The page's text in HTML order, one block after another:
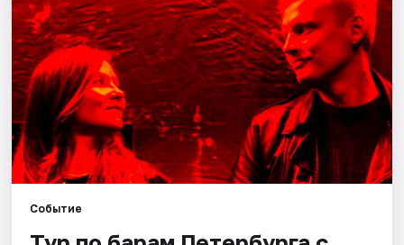
Выставки
Квесты
Экскурсии
Спорт
События
Города
Событие